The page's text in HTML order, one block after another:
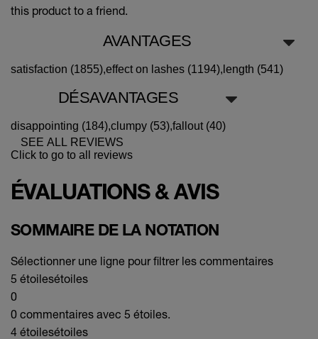
this product to a friend.
AVANTAGES
satisfaction (1855),effect on lashes (1194), length (541)
DÉSAVANTAGES
disappointing (184),clumpy (53),fallout (40)
SEE ALL REVIEWS
Click to go to all reviews
ÉVALUATIONS & AVIS
SOMMAIRE DE LA NOTATION
Sélectionner une ligne pour filtrer les commentaires
5 étoilesétoiles
0
0 commentaires avec 5 étoiles.
4 étoilesétoiles